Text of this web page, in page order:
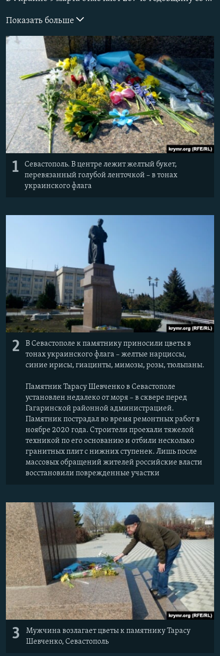
ELIFBE
УКРАИНСКАЯ ПРОБЛЕМА КРЫМА
Все сайты RFE/RL
Показать больше
1
Севастополь. В центре лежит желтый букет,
перевязанный голубой ленточкой – в тонах
украинского флага
2
В Севастополе к памятнику приносили цветы в
тонах украинского флага – желтые нарциссы,
синие ирисы, гиацинты, мимозы, розы, тюльпаны.
Памятник Тарасу Шевченко в Севастополе
установлен недалеко от моря – в сквере перед
Гагаринской районной администрацией.
Памятник пострадал во время ремонтных работ в
ноябре 2020 года. Строители проехали тяжелой
техникой по его основанию и отбили несколько
гранитных плит с нижних ступенек. Лишь после
массовых обращений жителей российские власти
восстановили поврежденные участки
3
Мужчина возлагает цветы к памятнику Тарасу
Шевченко, Севастополь